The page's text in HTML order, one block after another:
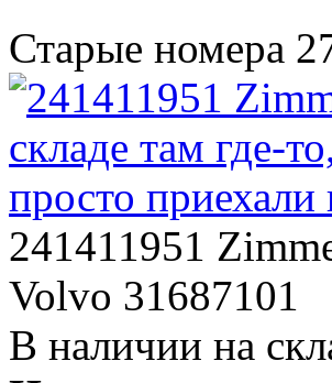
Старые номера
241411951
Volvo 31687101
В наличии на